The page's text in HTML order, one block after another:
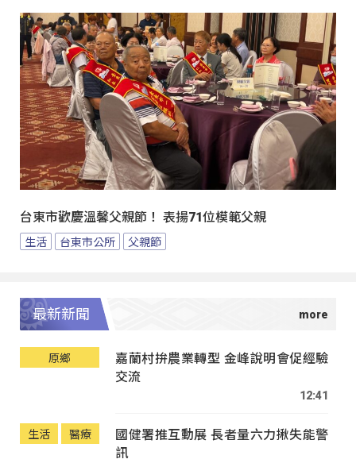
台東市歡慶溫馨父親節！ 表揚71位模範父親
生活 台東市公所 父親節
最新新聞
原鄉
嘉蘭村拚農業轉型 金峰說明會促經驗
交流
12:41
生活 醫療
國健署推互動展 長者量六力揪失能警
訊